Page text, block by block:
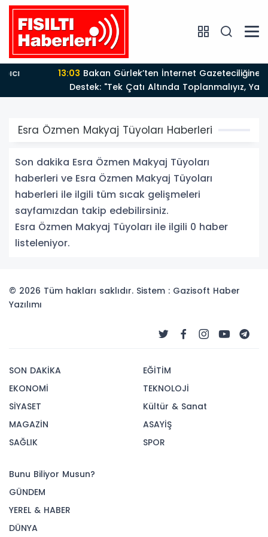
13:03Bakan Gürlek’ten İnternet Gazeteciliğine Kritik
Destek: "Tek Çatı Altında Toplanmalıyız, Yasal
Düzenlemeye Hazırız"
Esra Özmen Makyaj Tüyoları Haberleri
Son dakika Esra Özmen Makyaj Tüyoları
haberleri ve Esra Özmen Makyaj Tüyoları
haberleri ile ilgili tüm sıcak gelişmeleri
sayfamızdan takip edebilirsiniz.
Esra Özmen Makyaj Tüyoları ile ilgili 0 haber
listeleniyor.
© 2026 Tüm hakları saklıdır. Sistem : Gazisoft Haber
Yazılımı
SON DAKİKA
EKONOMİ
SİYASET
MAGAZİN
SAĞLIK
EĞİTİM
TEKNOLOJİ
Kültür & Sanat
ASAYİŞ
SPOR
Bunu Biliyor Musun?
GÜNDEM
YEREL & HABER
DÜNYA